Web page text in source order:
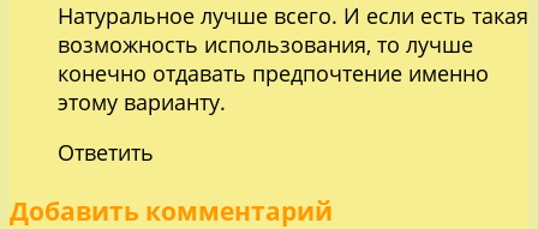
Натуральное лучше всего. И если есть такая
возможность использования, то лучше
конечно отдавать предпочтение именно
этому варианту.
Ответить
Добавить комментарий